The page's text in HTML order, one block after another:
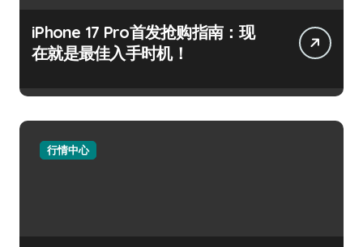
iPhone 17 Pro首发抢购指南：现
在就是最佳入手时机！
行情中心